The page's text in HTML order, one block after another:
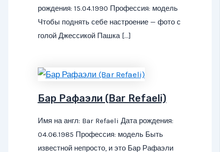
рождения: 15.04.1990 Профессия: модель
Чтобы поднять себе настроение — фото с
голой Джессикой Пашка […]
Бар Рафаэли (Bar Refaeli)
Имя на англ: Bar Refaeli Дата рождения:
04.06.1985 Профессия: модель Быть
известной непросто, и это Бар Рафаэли